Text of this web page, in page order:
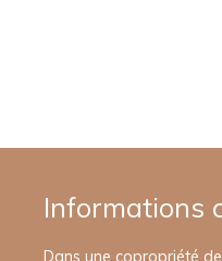
Informations
Dans une copropriété